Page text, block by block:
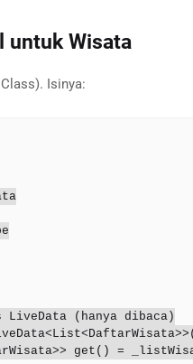
untuk Wisata
Isinya: